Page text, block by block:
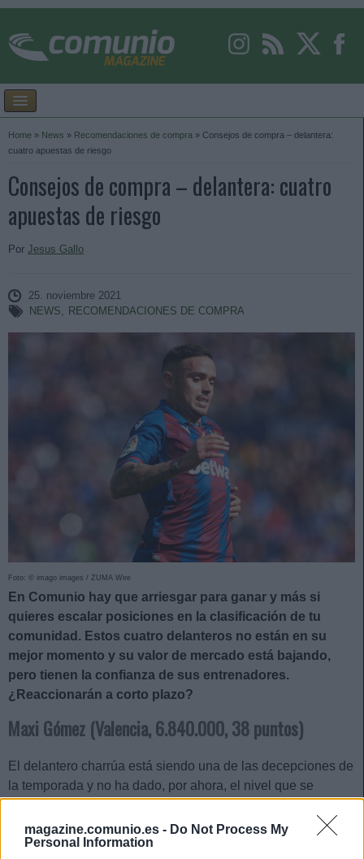
magazine.comunio.es - Do Not Process My
Personal Information
Home » News » Recomendaciones de compra » Consejos de compra – delantera:
cuatro apuestas de riesgo
Consejos de compra – delantera: cuatro
apuestas de riesgo
Por Jesus Gallo
25. noviembre 2021
NEWS, RECOMENDACIONES DE COMPRA
Foto: © imago images / ZUMA Wire
En Comunio hay que arriesgar para ganar y más si
quieres escalar posiciones en la clasificación de tu
comunidad. Estos cuatro delanteros no están en su
mejor momento y su valor de mercado está bajando,
pero tienen la confianza de sus entrenadores.
¿Reaccionarán a corto plazo?
Maxi Gómez (Valencia, 6.840.000, 38 puntos)
El delantero charrúa está siendo una de las decepciones de
la temporada y no ha dado, por ahora, el nivel que se
sólo un gol en diez partidos y se ha perdido algunas
jornadas por lesión o sanción. En sus últimas cinco